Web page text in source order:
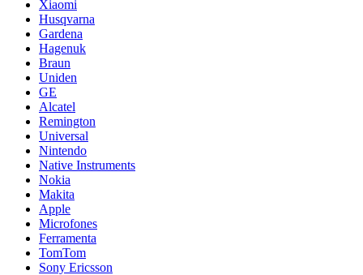
Xiaomi
Husqvarna
Gardena
Hagenuk
Braun
Uniden
GE
Alcatel
Remington
Universal
Nintendo
Native Instruments
Nokia
Makita
Apple
Microfones
Ferramenta
TomTom
Sony Ericsson